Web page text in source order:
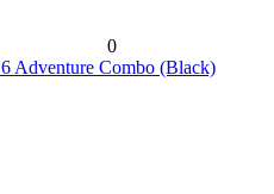
0
Adventure Combo (Black)